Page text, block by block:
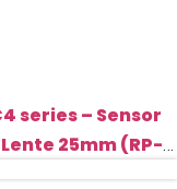
series – Sensor
25mm (RP-